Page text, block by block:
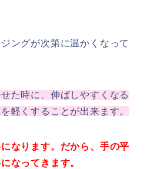
ングが次第に温かくなって
た時に、伸ばしやすくなる
軽くすることが出来ます。
なります。だから、手の平
なってきます。